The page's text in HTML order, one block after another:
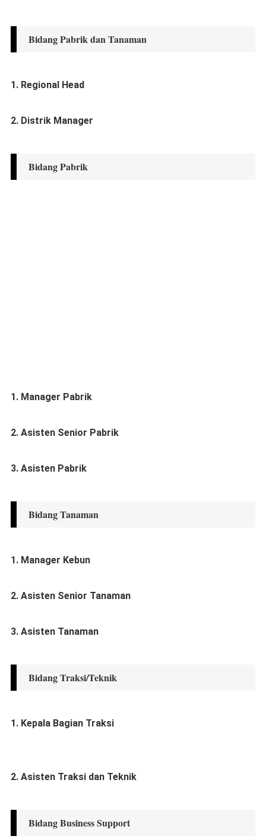
Bidang Pabrik dan Tanaman
1. Regional Head
2. Distrik Manager
Bidang Pabrik
1. Manager Pabrik
2. Asisten Senior Pabrik
3. Asisten Pabrik
Bidang Tanaman
1. Manager Kebun
2. Asisten Senior Tanaman
3. Asisten Tanaman
Bidang Traksi/Teknik
1. Kepala Bagian Traksi
2. Asisten Traksi dan Teknik
Bidang Business Support